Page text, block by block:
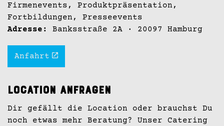
Firmenevents, Produktpräsentation,
Fortbildungen, Presseevents
Adresse:
Banksstraße 2A · 20097 Hamburg
Anfahrt
Location anfragen
Dir gefällt die Location oder brauchst Du
noch etwas mehr Beratung? Unser Catering